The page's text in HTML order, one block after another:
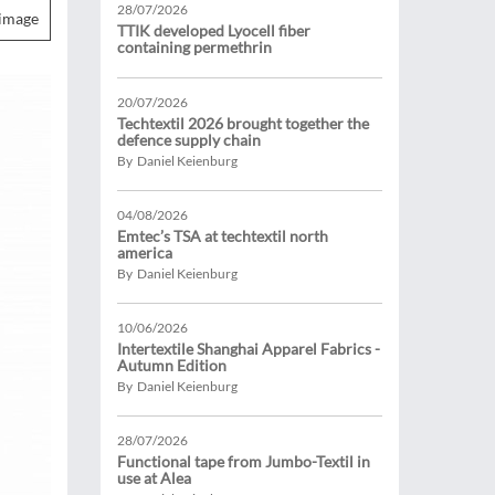
28/07/2026
TTIK developed Lyocell fiber
containing permethrin
20/07/2026
Techtextil 2026 brought together the
defence supply chain
By Daniel Keienburg
04/08/2026
Emtec’s TSA at techtextil north
america
By Daniel Keienburg
10/06/2026
Intertextile Shanghai Apparel Fabrics -
Autumn Edition
By Daniel Keienburg
28/07/2026
Functional tape from Jumbo-Textil in
use at Alea